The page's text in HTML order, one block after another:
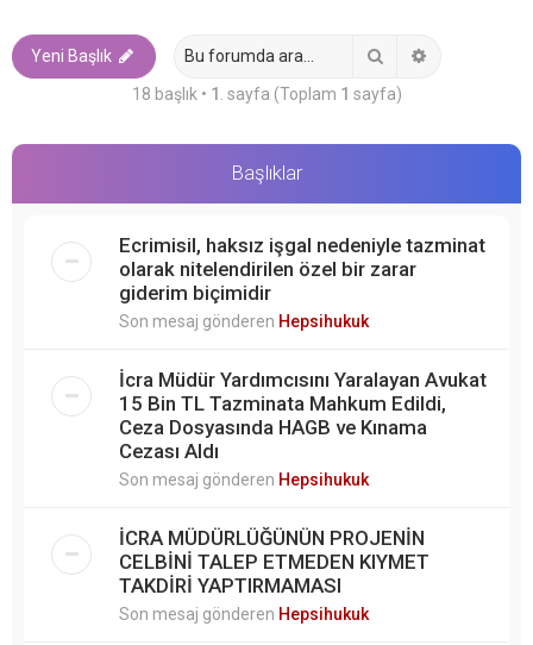
Yeni Başlık
18 başlık • 1 . sayfa (Toplam 1 sayfa)
Başlıklar
Ecrimisil, haksız işgal nedeniyle tazminat
olarak nitelendirilen özel bir zarar
giderim biçimidir
Son mesaj gönderen Hepsihukuk
İcra Müdür Yardımcısını Yaralayan Avukat
15 Bin TL Tazminata Mahkum Edildi,
Ceza Dosyasında HAGB ve Kınama
Cezası Aldı
Son mesaj gönderen Hepsihukuk
İCRA MÜDÜRLÜĞÜNÜN PROJENİN
CELBİNİ TALEP ETMEDEN KIYMET
TAKDİRİ YAPTIRMAMASI
Son mesaj gönderen Hepsihukuk